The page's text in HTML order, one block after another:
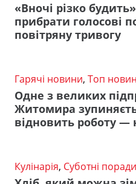
«Вночі різко
прибрати голосові
повітряну тривогу
Гарячі новини, Топ
Одне з великих
Житомира
відновить роботу —
Кулінарія, Суботні поради